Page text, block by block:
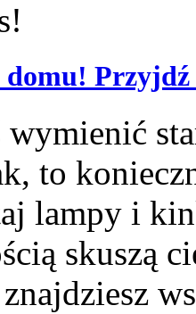
Przyjdź
wymienić
to
lampy i
skuszą